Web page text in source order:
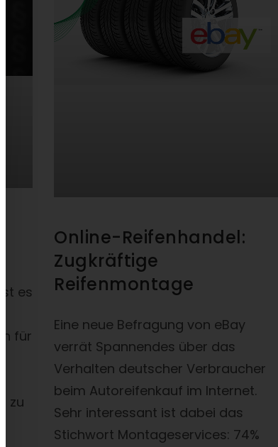
es
für
zu
Online-Reifenhandel:
Zugkräftige
Reifenmontage
Eine neue Befragung von eBay
verrät Spannendes über das
Verhalten deutscher Verbraucher
beim Autoreifenkauf im Internet.
Sehr interessant ist dabei das
Stichwort Montageservices: 74%